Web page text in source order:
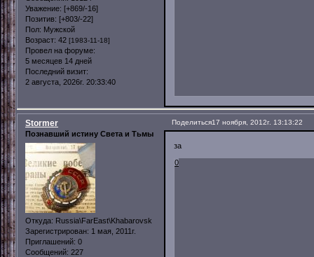
Уважение: [+869/-16]
Позитив: [+803/-22]
Пол: Мужской
Возраст: 42 [1983-11-18]
Провел на форуме:
5 месяцев 14 дней
Последний визит:
2 августа, 2026г. 20:33:40
Поделиться17 ноября, 2012г. 13:13:22
Stormer
Познавший истину Света и Тьмы
Откуда: Russia\FarEast\Khabarovsk
Зарегистрирован: 1 мая, 2011г.
Приглашений: 0
Сообщений: 227
за
0